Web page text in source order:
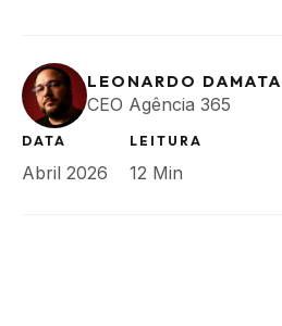
LEONARDO DAMATA
CEO Agência 365
DATA
Abril 2026
LEITURA
12 Min